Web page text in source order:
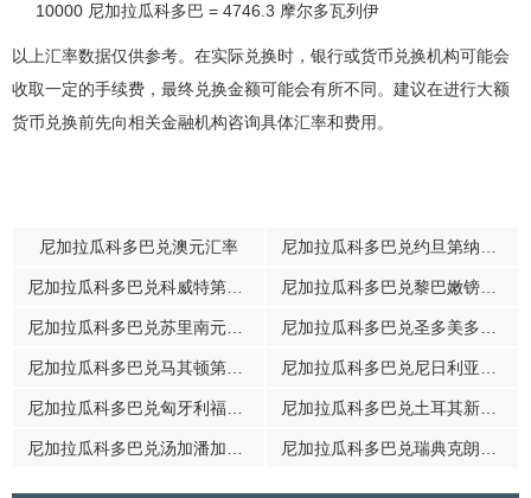
10000 尼加拉瓜科多巴 = 4746.3 摩尔多瓦列伊
以上汇率数据仅供参考。在实际兑换时，银行或货币兑换机构可能会
收取一定的手续费，最终兑换金额可能会有所不同。建议在进行大额
货币兑换前先向相关金融机构咨询具体汇率和费用。
尼加拉瓜科多巴兑澳元汇率